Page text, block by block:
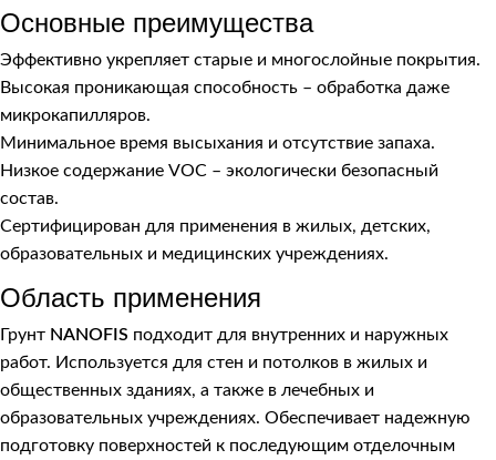
Основные преимущества
Эффективно укрепляет старые и многослойные покрытия.
Высокая проникающая способность – обработка даже
микрокапилляров.
Минимальное время высыхания и отсутствие запаха.
Низкое содержание VOC – экологически безопасный
состав.
Сертифицирован для применения в жилых, детских,
образовательных и медицинских учреждениях.
Область применения
Грунт NANOFIS подходит для внутренних и наружных
работ. Используется для стен и потолков в жилых и
общественных зданиях, а также в лечебных и
образовательных учреждениях. Обеспечивает надежную
подготовку поверхностей к последующим отделочным